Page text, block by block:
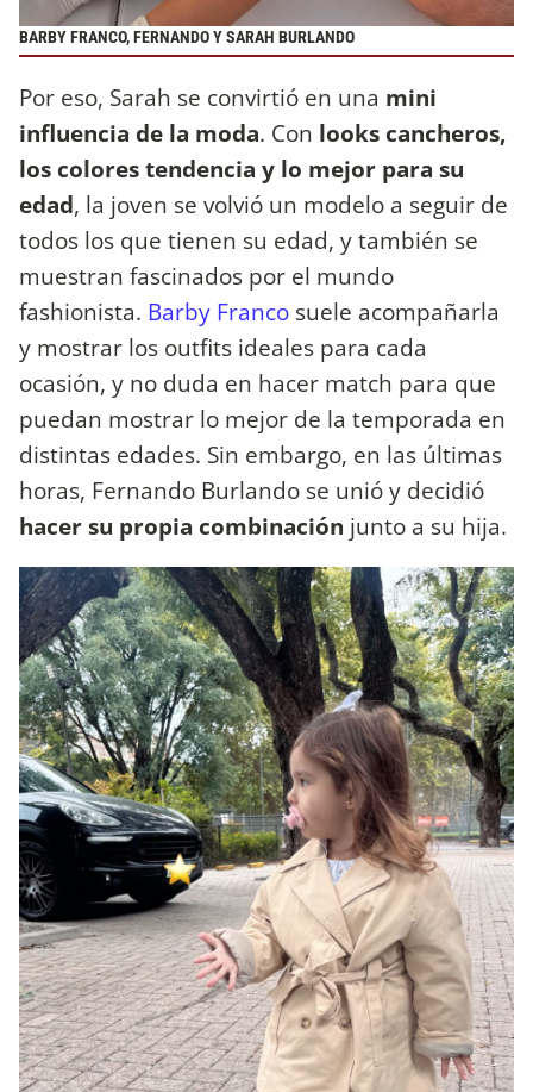
BARBY FRANCO, FERNANDO Y SARAH BURLANDO
Por eso, Sarah se convirtió en una mini
influencia de la moda. Con looks cancheros,
los colores tendencia y lo mejor para su
edad, la joven se volvió un modelo a seguir de
todos los que tienen su edad, y también se
muestran fascinados por el mundo
fashionista. Barby Franco suele acompañarla
y mostrar los outfits ideales para cada
ocasión, y no duda en hacer match para que
puedan mostrar lo mejor de la temporada en
distintas edades. Sin embargo, en las últimas
horas, Fernando Burlando se unió y decidió
hacer su propia combinación junto a su hija.